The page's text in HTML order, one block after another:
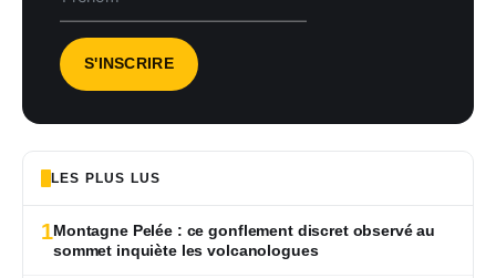
LES PLUS LUS
1Montagne Pelée : ce gonflement discret observé au
sommet inquiète les volcanologues